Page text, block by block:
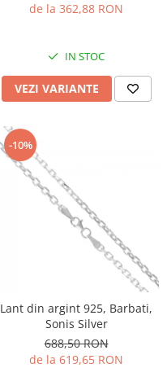
de la 362,88 RON
IN STOC
VEZI VARIANTE
-10%
Lant din argint 925, Barbati,
Sonis Silver
688,50 RON
de la 619,65 RON